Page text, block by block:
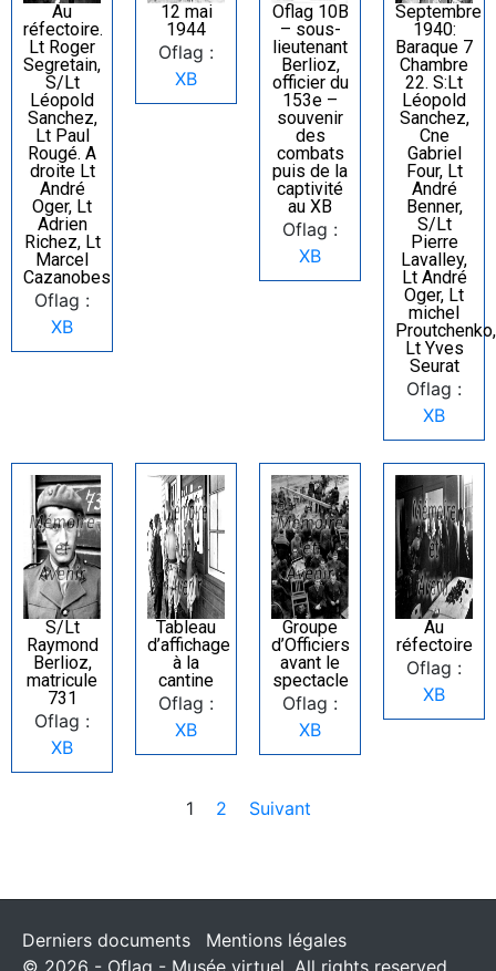
Au
réfectoire.
Lt Roger
Segretain,
S/Lt
Léopold
Sanchez,
Lt Paul
Rougé. A
droite Lt
André
Oger, Lt
Adrien
Richez, Lt
Marcel
Cazanobes
Oflag :
XB
12 mai
1944
Oflag :
XB
Oflag 10B
– sous-
lieutenant
Berlioz,
officier du
153e –
souvenir
des
combats
puis de la
captivité
au XB
Oflag :
XB
Septembre
1940:
Baraque 7
Chambre
22. S:Lt
Léopold
Sanchez,
Cne
Gabriel
Four, Lt
André
Benner,
S/Lt
Pierre
Lavalley,
Lt André
Oger, Lt
michel
Proutchenko,
Lt Yves
Seurat
Oflag :
XB
S/Lt
Raymond
Berlioz,
matricule
731
Oflag :
XB
Tableau
d’affichage
à la
cantine
Oflag :
XB
Groupe
d’Officiers
avant le
spectacle
Oflag :
XB
Au
réfectoire
Oflag :
XB
1 2 Suivant
Derniers documents
Mentions légales